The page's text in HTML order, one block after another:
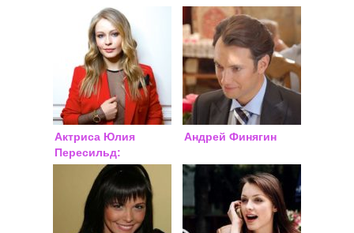
Актриса Юлия
Пересильд:
биография, личная
Андрей Финягин